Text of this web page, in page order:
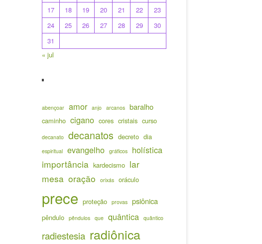
17
18 19 20 21 22
23
24
25 26 27 28 29
30
31
« jul
abençoar amor anjo arcanos baralho
caminho cigano cores cristais curso
decanato decanatos decreto dia
espiritual evangelho gráficos holística
importância kardecismo lar
mesa oração orixás oráculo
prece proteção provas psiônica
pêndulo pêndulos que quântica quântico
radiestesia radiônica